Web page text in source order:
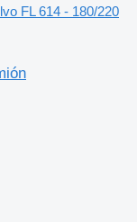
FL 614 - 180/220